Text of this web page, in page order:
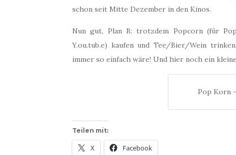
schon seit Mitte Dezember in den Kinos.
Nun gut, Plan B: trotzdem Popcorn (für
Y.ou.tub.e) kaufen und Tee/Bier/Wein
immer so einfach wäre! Und hier noch ein
Pop Korn
Teilen mit:
X Facebook